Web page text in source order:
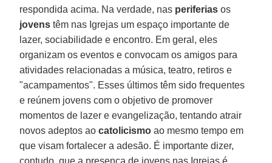
respondida acima. Na verdade, nas periferias os
jovens têm nas Igrejas um espaço importante de
lazer, sociabilidade e encontro. Em geral, eles
organizam os eventos e convocam os amigos para
atividades relacionadas a música, teatro, retiros e
"acampamentos". Esses últimos têm sido frequentes
e reúnem jovens com o objetivo de promover
momentos de lazer e evangelização, tentando atrair
novos adeptos aocatolicismo ao mesmo tempo em
que visam fortalecer a adesão. É importante dizer,
contudo, que a presença de jovens nas Igrejas é